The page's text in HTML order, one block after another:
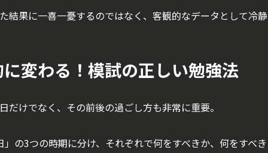
結果に一喜一憂するのではなく、客観的なデータとして冷静
変わる！模試の正しい勉強法
けでなく、その前後の過ごし方も非常に重要。
の3つの時期に分け、それぞれで何をすべきか、何をすべき